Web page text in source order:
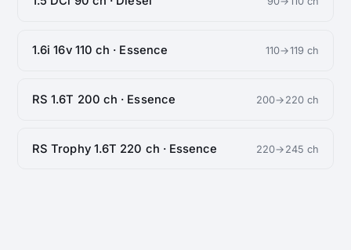
1.6i 16v 110 ch · Essence 110→119 ch
RS 1.6T 200 ch · Essence 200→220 ch
RS Trophy 1.6T 220 ch · Essence 220→245 ch